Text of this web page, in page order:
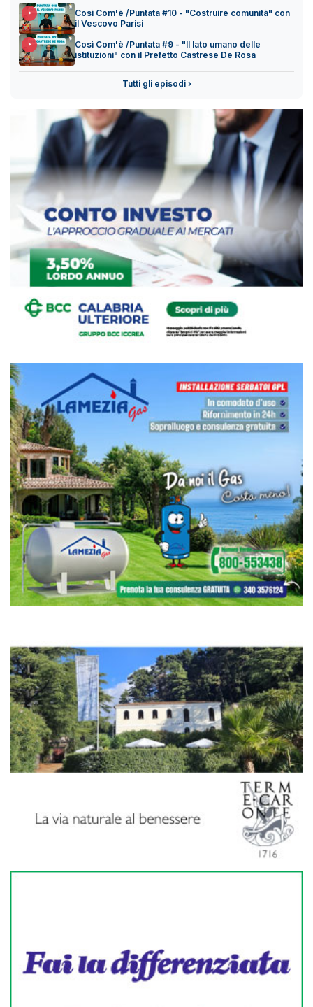
Così Com'è /Puntata #10 - "Costruire comunità" con
il Vescovo Parisi
Così Com'è /Puntata #9 - "Il lato umano delle
istituzioni" con il Prefetto Castrese De Rosa
Tutti gli episodi ›